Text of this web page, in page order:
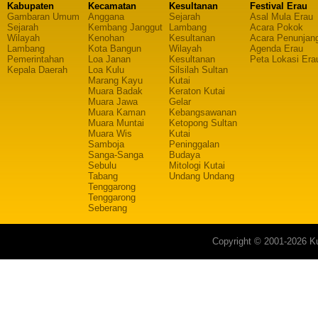
Kabupaten
Gambaran Umum
Sejarah
Wilayah
Lambang
Pemerintahan
Kepala Daerah
Kecamatan
Anggana
Kembang Janggut
Kenohan
Kota Bangun
Loa Janan
Loa Kulu
Marang Kayu
Muara Badak
Muara Jawa
Muara Kaman
Muara Muntai
Muara Wis
Samboja
Sanga-Sanga
Sebulu
Tabang
Tenggarong
Tenggarong
Seberang
Kesultanan
Sejarah
Lambang
Kesultanan
Wilayah
Kesultanan
Silsilah Sultan
Kutai
Keraton Kutai
Gelar
Kebangsawanan
Ketopong Sultan
Kutai
Peninggalan
Budaya
Mitologi Kutai
Undang Undang
Festival Erau
Asal Mula Erau
Acara Pokok
Acara
Agenda Erau
Peta Lokasi
Copyright © 2001-2026